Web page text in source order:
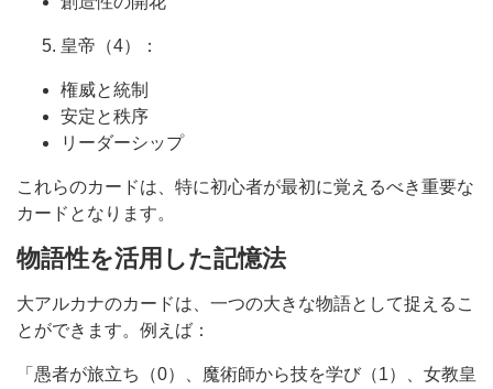
皇帝（4）：
権威と統制
安定と秩序
リーダーシップ
これらのカードは、特に初心者が最初に覚えるべき重要な
カードとなります。
物語性を活用した記憶法
大アルカナのカードは、一つの大きな物語として捉えるこ
とができます。例えば：
「愚者が旅立ち（0）、魔術師から技を学び（1）、女教皇